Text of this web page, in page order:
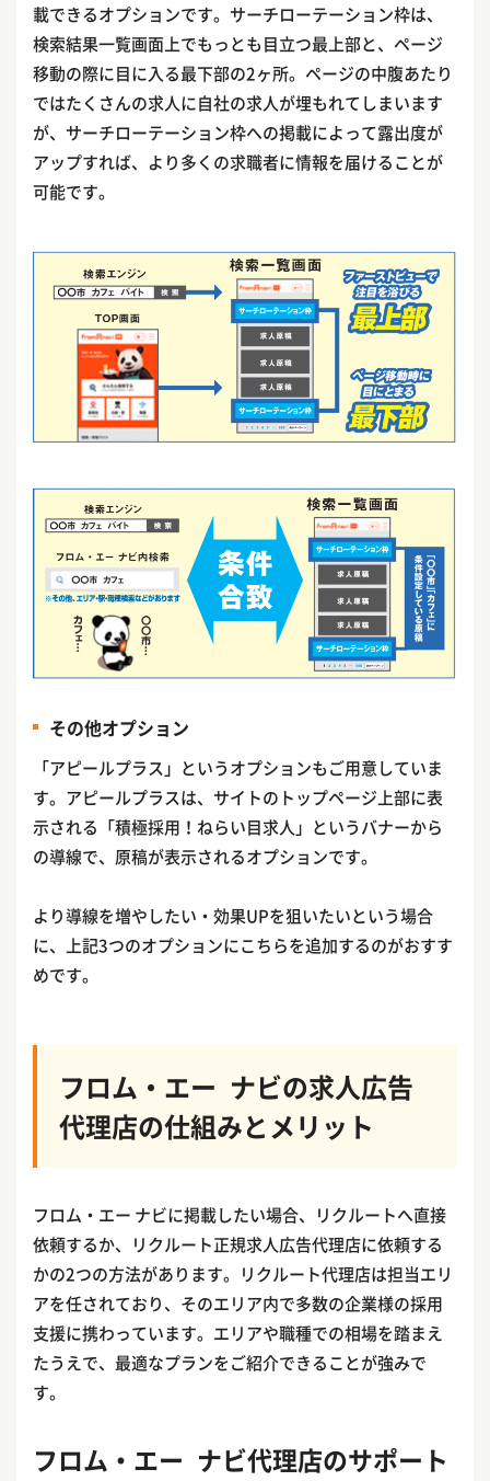
載できるオプションです。サーチローテーション枠は、
検索結果一覧画面上でもっとも目立つ最上部と、ページ
移動の際に目に入る最下部の2ヶ所。ページの中腹あたり
ではたくさんの求人に自社の求人が埋もれてしまいます
が、サーチローテーション枠への掲載によって露出度が
アップすれば、より多くの求職者に情報を届けることが
可能です。
その他オプション
「アピールプラス」というオプションもご用意していま
す。アピールプラスは、サイトのトップページ上部に表
示される「積極採用！ねらい目求人」というバナーから
の導線で、原稿が表示されるオプションです。
より導線を増やしたい・効果UPを狙いたいという場合
に、上記3つのオプションにこちらを追加するのがおすす
めです。
フロム・エー ナビの求人広告
代理店の仕組みとメリット
フロム・エー ナビに掲載したい場合、リクルートへ直接
依頼するか、リクルート正規求人広告代理店に依頼する
かの2つの方法があります。リクルート代理店は担当エリ
アを任されており、そのエリア内で多数の企業様の採用
支援に携わっています。エリアや職種での相場を踏まえ
たうえで、最適なプランをご紹介できることが強みで
す。
フロム・エー ナビ代理店のサポート